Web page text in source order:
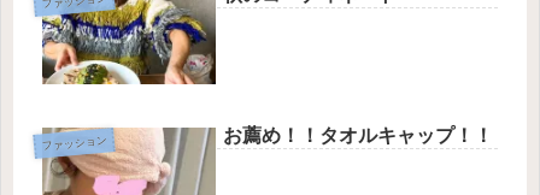
ファッション お薦め！！タオルキャップ！！